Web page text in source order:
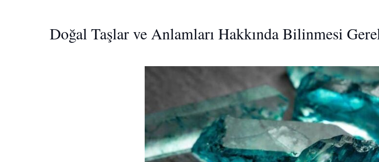
Doğal Taşlar ve Anlamları Hakkında Bilinmesi